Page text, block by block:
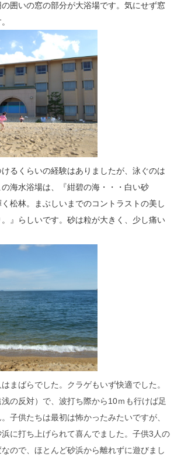
囲いの窓の部分が大浴場です。気にせず窓
るくらいの経験はありましたが、泳ぐのは
海水浴場は、『紺碧の海・・・白い砂
松林。まぶしいまでのコントラストの美し
』らしいです。砂は粒が大きく、少し痛い
まばらでした。クラゲもいず快適でした。
の反対）で、波打ち際から10ｍも行けば足
子供たちは最初は怖かったみたいですが、
に打ち上げられて喜んでました。子供3人の
ので、ほとんど砂浜から離れずに遊びまし